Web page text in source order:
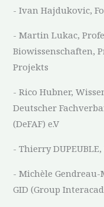
- Ivan Hajdukovic,
- Martin Lukac,
Biowissenschaften,
Projekts
- Rico Hubner,
Deutscher
(DeFAF) e.V
- Thierry
- Michèle
GID (Group